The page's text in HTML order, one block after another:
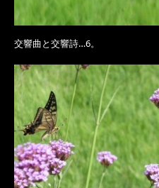
交響曲と交響詩…6。